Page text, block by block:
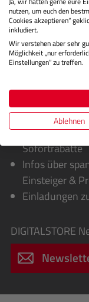
Sie erhalten von
Exklusive
Sofortrabatte
Infos über
Einsteiger &
Einladungen
DIGITALSTORE
nutzen, um euch den
Cookies akzeptieren“
inkludiert.
Wir verstehen aber sehr
Möglichkeit „nur
Einstellungen“ zu treffen.
Ablehnen